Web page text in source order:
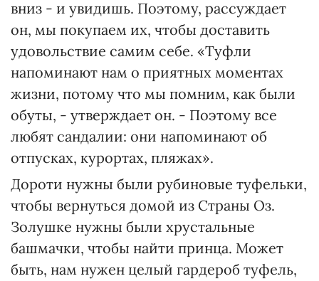
вниз - и увидишь. Поэтому, рассуждает
он, мы покупаем их, чтобы доставить
удовольствие самим себе. «Туфли
напоминают нам о приятных моментах
жизни, потому что мы помним, как были
обуты, - утверждает он. - Поэтому все
любят сандалии: они напоминают об
отпусках, курортах, пляжах».
Дороти нужны были рубиновые туфельки,
чтобы вернуться домой из Страны Оз.
Золушке нужны были хрустальные
башмачки, чтобы найти принца. Может
быть, нам нужен целый гардероб туфель,